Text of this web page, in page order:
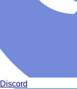
Discord